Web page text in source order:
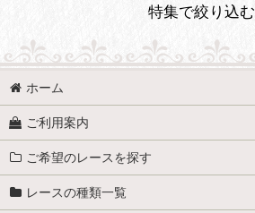
特集で絞り込む
フリルレース
白色系のレース
黄色 オレンジ系のレース
ホーム
ご利用案内
ご希望のレースを探す
レースの種類一覧